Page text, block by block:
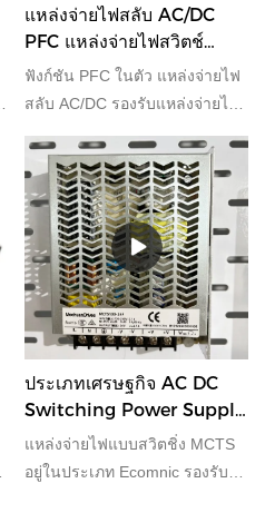
แหล่งจ่ายไฟสลับ AC/DC
PFC แหล่งจ่ายไฟสวิตช์
ป้องกันสูงบาง
ฟังก์ชัน PFC ในตัว แหล่งจ่ายไฟ
สลับ AC/DC รองรับแหล่งจ่ายไฟ
สำหรับสภาพแวดล้อมการทำงาน
ที่มีความชื้นและฝุ่นละออง
ประเภทเศรษฐกิจ AC DC
Switching Power Supply
แหล่งจ่ายไฟประสิทธิภาพสูง
แหล่งจ่ายไฟแบบสวิตชิ่ง MCTS
อยู่ในประเภท Ecomnic รองรับ